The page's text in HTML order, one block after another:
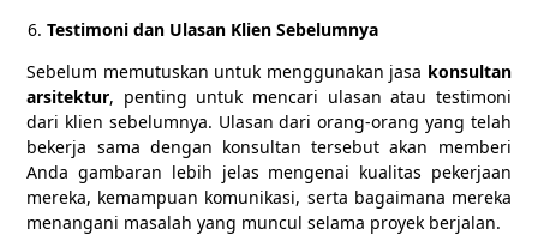
Testimoni dan Ulasan Klien Sebelumnya
Sebelum memutuskan untuk menggunakan jasa konsultan
arsitektur, penting untuk mencari ulasan atau testimoni
dari klien sebelumnya. Ulasan dari orang-orang yang telah
bekerja sama dengan konsultan tersebut akan memberi
Anda gambaran lebih jelas mengenai kualitas pekerjaan
mereka, kemampuan komunikasi, serta bagaimana mereka
menangani masalah yang muncul selama proyek berjalan.